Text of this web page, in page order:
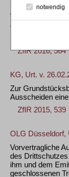
Unwirksame
einer Einbehalte
ZfIR 2016, 564
KG, Urt. v.
Zur
Ausscheiden
ZfIR 2015, 539
OLG Düsseldorf,
Vorvertragliche
des
ihm und dem
geschlossenen
notwendig